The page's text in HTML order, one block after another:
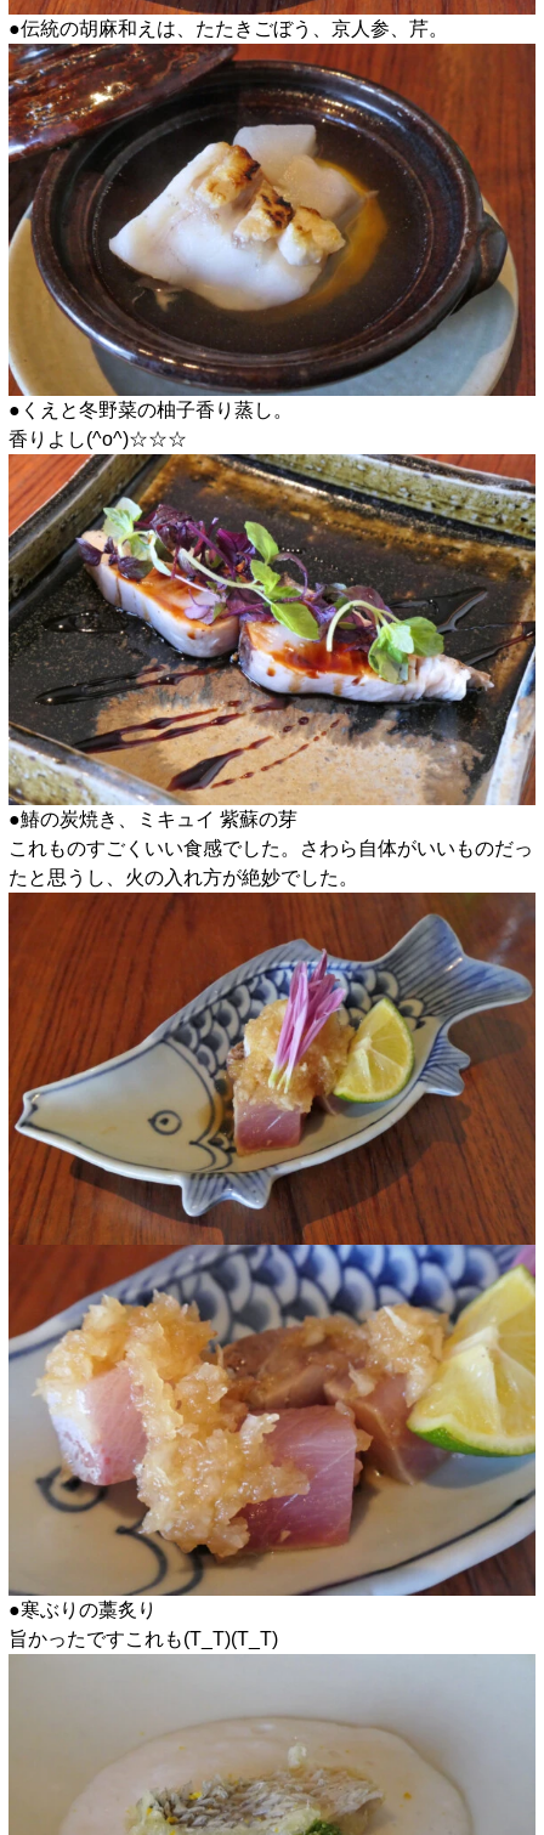
●伝統の胡麻和えは、たたきごぼう、京人参、芹。
●くえと冬野菜の柚子香り蒸し。
香りよし(^o^)☆☆☆
●鰆の炭焼き、ミキュイ 紫蘇の芽
これものすごくいい食感でした。さわら自体がいいものだっ
たと思うし、火の入れ方が絶妙でした。
●寒ぶりの藁炙り
旨かったですこれも(T_T)(T_T)